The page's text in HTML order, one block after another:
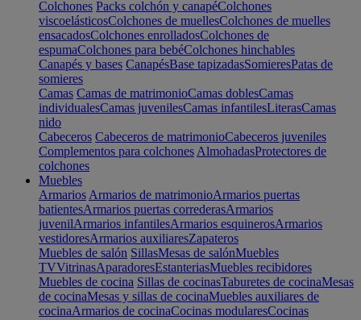
Colchones Packs colchón y canapéColchones
viscoelásticosColchones de muellesColchones de muelles
ensacadosColchones enrolladosColchones de
espumaColchones para bebéColchones hinchables
Canapés y bases CanapésBase tapizadasSomieresPatas de
somieres
Camas Camas de matrimonioCamas doblesCamas
individualesCamas juvenilesCamas infantilesLiterasCamas
nido
Cabeceros Cabeceros de matrimonioCabeceros juveniles
Complementos para colchones AlmohadasProtectores de
colchones
Muebles
Armarios Armarios de matrimonioArmarios puertas
batientesArmarios puertas correderasArmarios
juvenilArmarios infantilesArmarios esquinerosArmarios
vestidoresArmarios auxiliaresZapateros
Muebles de salón SillasMesas de salónMuebles
TVVitrinasAparadoresEstanteriasMuebles recibidores
Muebles de cocina Sillas de cocinasTaburetes de cocinaMesas
de cocinaMesas y sillas de cocinaMuebles auxiliares de
cocinaArmarios de cocinaCocinas modularesCocinas